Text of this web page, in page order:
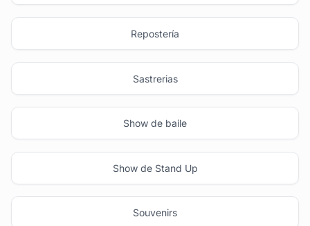
Repostería
Sastrerias
Show de baile
Show de Stand Up
Souvenirs